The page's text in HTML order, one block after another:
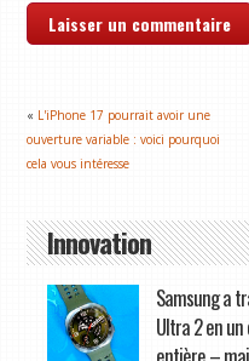
« L'iPhone 17 pourrait avoir une
ouverture variable : voici pourquoi
cela vous intéresse
Innovation
Samsung a
Ultra 2 en